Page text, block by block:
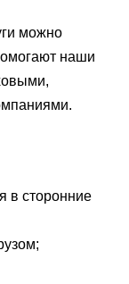
можно
наши
в сторонние